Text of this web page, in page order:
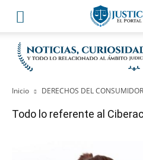
Inicio DERECHOS DEL CONSUMIDOR
Todo lo referente al